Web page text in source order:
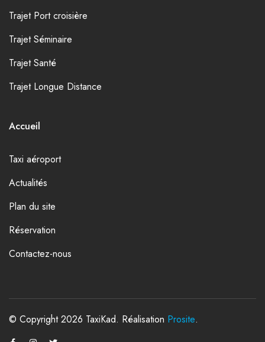
Trajet Port croisière
Trajet Séminaire
Trajet Santé
Trajet Longue Distance
Accueil
Taxi aéroport
Actualités
Plan du site
Réservation
Contactez-nous
© Copyright 2026 TaxiKad. Réalisation Prosite.